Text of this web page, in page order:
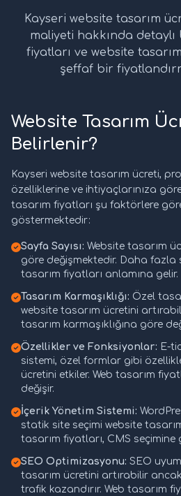
Kayseri website tasarım
maliyeti hakkında detaylı
fiyatları ve website
şeffaf bir
Website Tasarım
Belirlenir?
Kayseri website tasarım ücreti,
özelliklerine ve ihtiyaçlarınıza
tasarım fiyatları şu faktörlere
göstermektedir:
Sayfa Sayısı: Website tasarım
göre değişmektedir. Daha fazla
tasarım fiyatları anlamına gelir.
Tasarım Karmaşıklığı: Özel
website tasarım ücretini
tasarım karmaşıklığına göre
Özellikler ve Fonksiyonlar: E-
sistemi, özel formlar gibi
ücretini etkiler. Web tasarım
değişir.
İçerik Yönetim Sistemi:
statik site seçimi website
tasarım fiyatları, CMS seçimine
SEO Optimizasyonu: SEO
tasarım ücretini artırabilir
trafik kazandırır. Web tasarım